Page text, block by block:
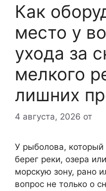
Как
место у
ухода за
мелкого
лишних
4 августа, 2026 от
У рыболова,
берег реки, озера
морскую зону, рано
вопрос не только о